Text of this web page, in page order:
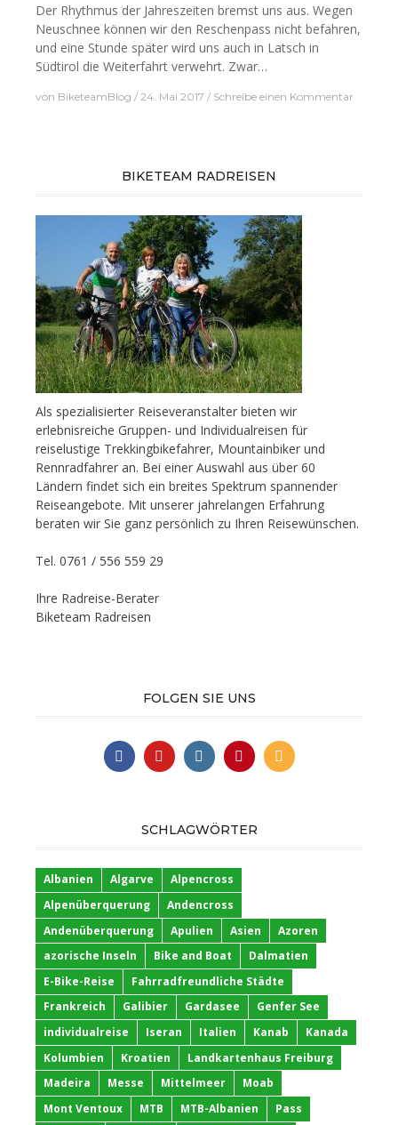
Der Rhythmus der Jahreszeiten bremst uns aus. Wegen
Neuschnee können wir den Reschenpass nicht befahren,
und eine Stunde später wird uns auch in Latsch in
Südtirol die Weiterfahrt verwehrt. Zwar…
von BiketeamBlog 24. Mai 2017 Schreibe einen Kommentar
BIKETEAM RADREISEN
Als spezialisierter Reiseveranstalter bieten wir
erlebnisreiche Gruppen- und Individualreisen für
reiselustige Trekkingbikefahrer, Mountainbiker und
Rennradfahrer an. Bei einer Auswahl aus über 60
Ländern findet sich ein breites Spektrum spannender
Reiseangebote. Mit unserer jahrelangen Erfahrung
beraten wir Sie ganz persönlich zu Ihren Reisewünschen.
Tel. 0761 / 556 559 29
Ihre Radreise-Berater
Biketeam Radreisen
FOLGEN SIE UNS
SCHLAGWÖRTER
Albanien Algarve
Alpencross
Alpenüberquerung
Andencross
Andenüberquerung
Apulien Asien
Azoren
azorische Inseln
Bike and Boat
Dalmatien
E-Bike-Reise
Fahrradfreundliche Städte
Frankreich
Galibier Gardasee
Genfer See
individualreise
Iseran Italien Kanab
Kanada
Kolumbien
Kroatien
Landkartenhaus Freiburg
Madeira
Messe Mittelmeer
Moab
Mont Ventoux
MTB MTB-Albanien
Pass